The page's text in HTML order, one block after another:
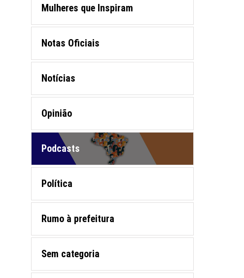
Mulheres que Inspiram
Notas Oficiais
Notícias
Opinião
Podcasts
Política
Rumo à prefeitura
Sem categoria